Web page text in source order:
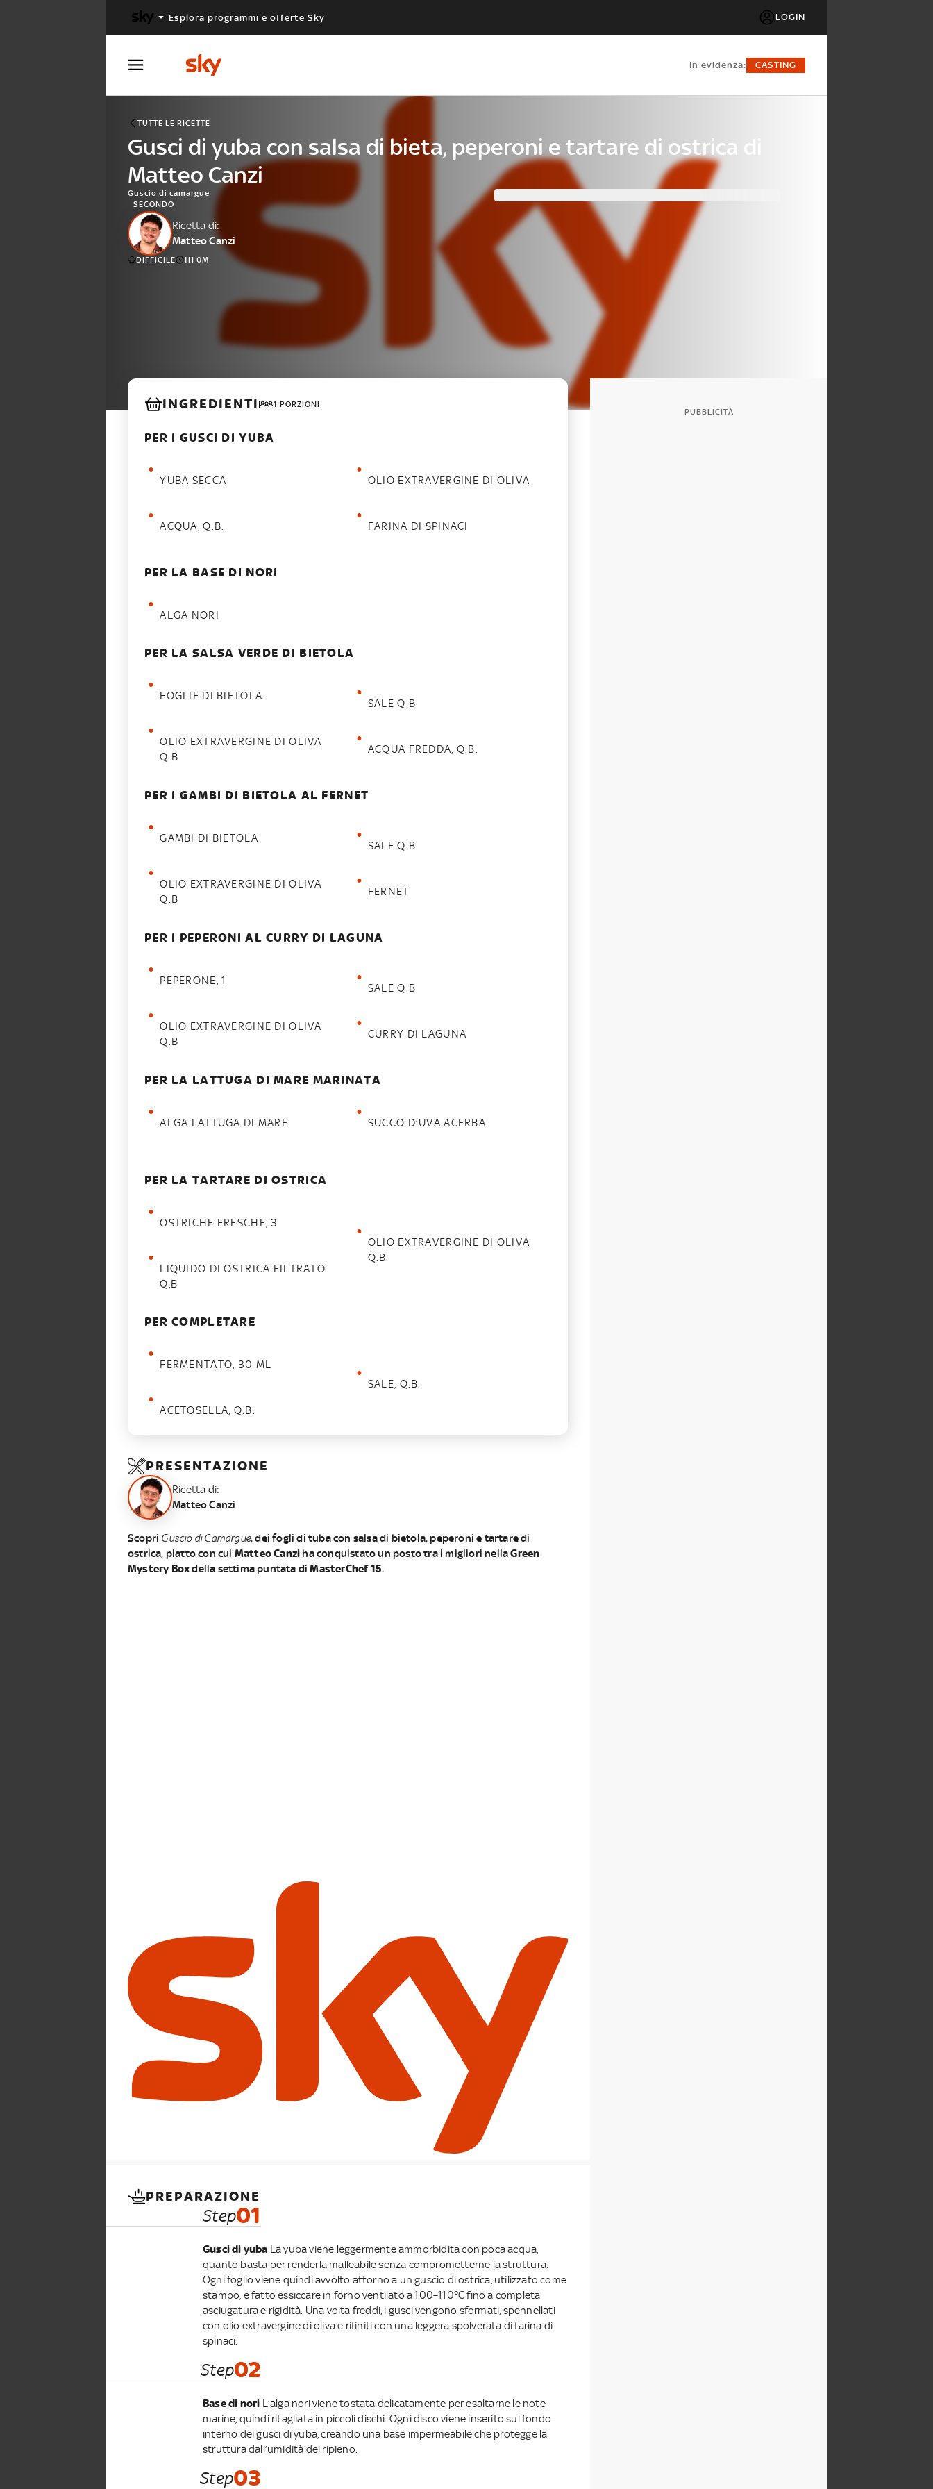
Esplora programmi e offerte Sky LOGIN
in evidenza: CASTING
TUTTE LE RICETTE
Gusci di yuba con salsa di bieta, peperoni e tartare di ostrica di
Matteo Canzi
Guscio di camargue
SECONDO
Ricetta di:
Matteo Canzi
DIFFICILE 1H 0M
INGREDIENTI 1 PORZIONI
PER I GUSCI DI YUBA
YUBA SECCA
ACQUA, Q.B.
OLIO EXTRAVERGINE DI OLIVA
FARINA DI SPINACI
PER LA BASE DI NORI
ALGA NORI
PER LA SALSA VERDE DI BIETOLA
FOGLIE DI BIETOLA
OLIO EXTRAVERGINE DI OLIVA
Q.B
SALE Q.B
ACQUA FREDDA, Q.B.
PER I GAMBI DI BIETOLA AL FERNET
GAMBI DI BIETOLA
OLIO EXTRAVERGINE DI OLIVA
Q.B
SALE Q.B
FERNET
PER I PEPERONI AL CURRY DI LAGUNA
PEPERONE, 1
OLIO EXTRAVERGINE DI OLIVA
Q.B
SALE Q.B
CURRY DI LAGUNA
PER LA LATTUGA DI MARE MARINATA
ALGA LATTUGA DI MARE SUCCO D’UVA ACERBA
PER LA TARTARE DI OSTRICA
OSTRICHE FRESCHE, 3
LIQUIDO DI OSTRICA FILTRATO
Q,B
OLIO EXTRAVERGINE DI OLIVA
Q.B
PER COMPLETARE
FERMENTATO, 30 ML
ACETOSELLA, Q.B.
SALE, Q.B.
PRESENTAZIONE
Ricetta di:
Matteo Canzi
Scopri Guscio di Camargue, dei fogli di tuba con salsa di bietola, peperoni e tartare di
ostrica, piatto con cui Matteo Canzi ha conquistato un posto tra i migliori nellaGreen
Mystery Boxdella settima puntata diMasterChef 15.
PREPARAZIONE
Step01
Gusci di yuba La yuba viene leggermente ammorbidita con poca acqua,
quanto basta per renderla malleabile senza comprometterne la struttura.
Ogni foglio viene quindi avvolto attorno a un guscio di ostrica, utilizzato come
stampo, e fatto essiccare in forno ventilato a 100–110°C fino a completa
asciugatura e rigidità. Una volta freddi, i gusci vengono sformati, spennellati
con olio extravergine di oliva e rifiniti con una leggera spolverata di farina di
spinaci.
Step02
Base di nori L’alga nori viene tostata delicatamente per esaltarne le note
marine, quindi ritagliata in piccoli dischi. Ogni disco viene inserito sul fondo
interno dei gusci di yuba, creando una base impermeabile che protegge la
struttura dall’umidità del ripieno.
Step03
PUBBLICITÀ